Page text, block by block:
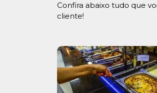
Confira abaixo tudo que
cliente!